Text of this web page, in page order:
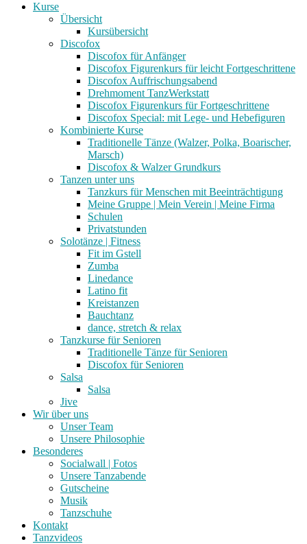
Kurse
Übersicht
Kursübersicht
Discofox
Discofox für Anfänger
Discofox Figurenkurs für leicht Fortgeschrittene
Discofox Auffrischungsabend
Drehmoment TanzWerkstatt
Discofox Figurenkurs für Fortgeschrittene
Discofox Special: mit Lege- und Hebefiguren
Kombinierte Kurse
Traditionelle Tänze (Walzer, Polka, Boarischer,
Marsch)
Discofox & Walzer Grundkurs
Tanzen unter uns
Tanzkurs für Menschen mit Beeinträchtigung
Meine Gruppe | Mein Verein | Meine Firma
Schulen
Privatstunden
Solotänze | Fitness
Fit im Gstell
Zumba
Linedance
Latino fit
Kreistanzen
Bauchtanz
dance, stretch & relax
Tanzkurse für Senioren
Traditionelle Tänze für Senioren
Discofox für Senioren
Salsa
Salsa
Jive
Wir über uns
Unser Team
Unsere Philosophie
Besonderes
Socialwall | Fotos
Unsere Tanzabende
Gutscheine
Musik
Tanzschuhe
Kontakt
Tanzvideos